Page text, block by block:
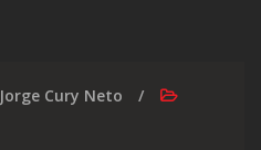
Jorge Cury Neto